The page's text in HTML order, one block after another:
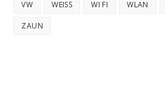
VW WEISS WI FI WLAN
ZAUN